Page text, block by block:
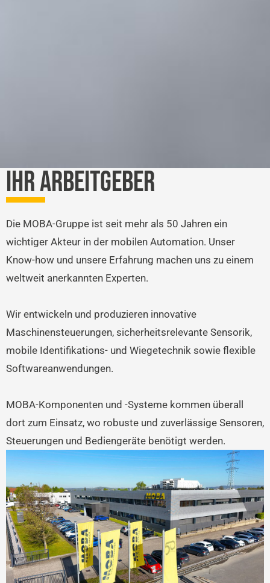
IHR ARBEITGEBER
Die MOBA-Gruppe ist seit mehr als 50 Jahren ein
wichtiger Akteur in der mobilen Automation. Unser
Know-how und unsere Erfahrung machen uns zu einem
weltweit anerkannten Experten.
Wir entwickeln und produzieren innovative
Maschinensteuerungen, sicherheitsrelevante Sensorik,
mobile Identifikations- und Wiegetechnik sowie flexible
Softwareanwendungen.
MOBA-Komponenten und -Systeme kommen überall
dort zum Einsatz, wo robuste und zuverlässige Sensoren,
Steuerungen und Bediengeräte benötigt werden.